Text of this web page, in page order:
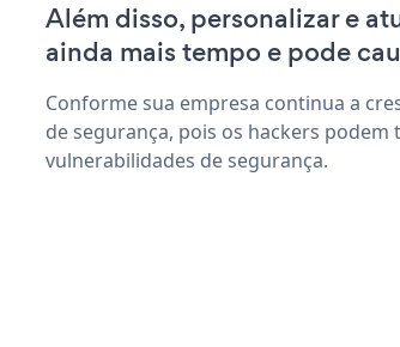
Além disso, personalizar e
ainda mais tempo e pode
Conforme sua empresa continua a
de segurança, pois os hackers
vulnerabilidades de segurança.